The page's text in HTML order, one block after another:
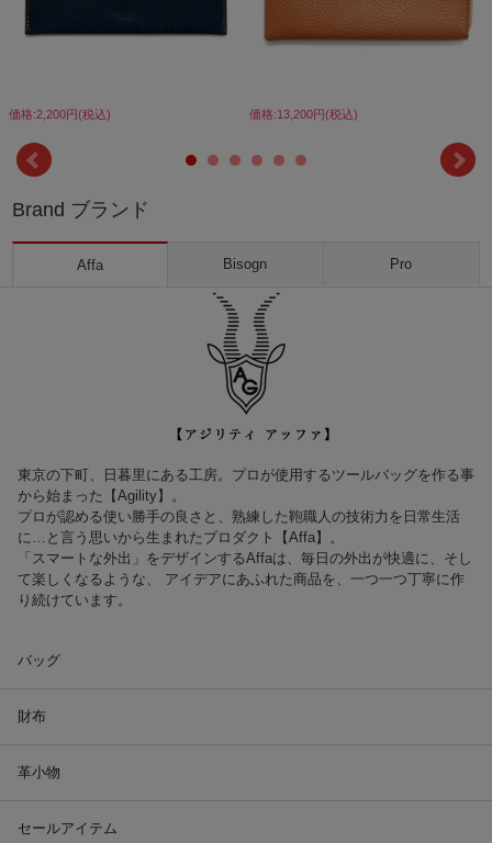
価格:2,200円(税込) 価格:13,200円(税込)
Brand ブランド
Affa Bisogn Pro
東京の下町、日暮里にある工房。プロが使用するツールバッグを作る事
から始まった【Agility】。
プロが認める使い勝手の良さと、熟練した鞄職人の技術力を日常生活
に…と言う思いから生まれたプロダクト【Affa】。
「スマートな外出」をデザインするAffaは、毎日の外出が快適に、そし
て楽しくなるような、 アイデアにあふれた商品を、一つ一つ丁寧に作
り続けています。
バッグ
財布
革小物
セールアイテム